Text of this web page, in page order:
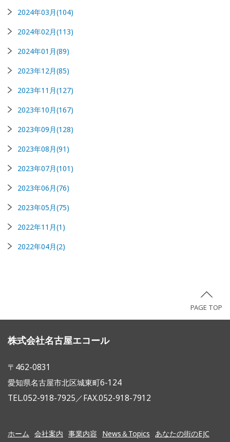
2024年03月(104)
2024年02月(113)
2024年01月(89)
2023年12月(85)
2023年11月(127)
2023年10月(167)
2023年09月(128)
2023年08月(91)
2023年07月(101)
2023年06月(76)
2023年05月(75)
2022年11月(1)
2022年04月(2)
PAGE TOP
株式会社名古屋エコール
〒462-0831
愛知県名古屋市北区城東町6-124
TEL.052-918-7925／FAX.052-918-7912
ホーム 会社案内 事業内容 News＆Topics あなたの街のEJC